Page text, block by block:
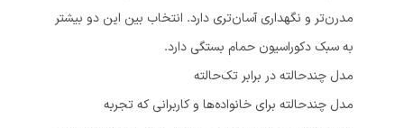
مدرن‌تر و نگهداری آسان‌تری دارد. انتخاب بین این دو بیشتر
به سبک دکوراسیون حمام بستگی دارد.
مدل چندحالته در برابر تک‌حالته
مدل چندحالته برای خانواده‌ها و کاربرانی که تجربه